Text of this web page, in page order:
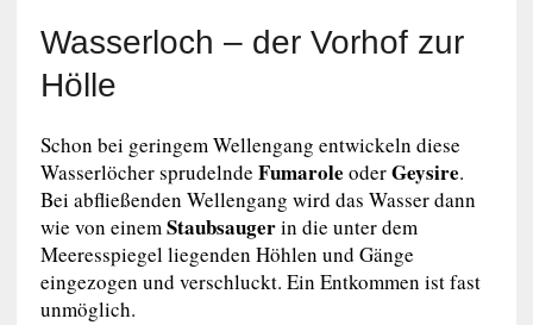
Wasserloch – der Vorhof zur
Hölle
Schon bei geringem Wellengang entwickeln diese
Wasserlöcher sprudelnde Fumarole oderGeysire.
Bei abfließenden Wellengang wird das Wasser dann
wie von einemStaubsaugerin die unter dem
Meeresspiegel liegenden Höhlen und Gänge
eingezogen und verschluckt. Ein Entkommen ist fast
unmöglich.